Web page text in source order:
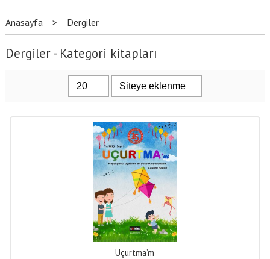
Anasayfa > Dergiler
Dergiler - Kategori kitapları
Uçurtma’m